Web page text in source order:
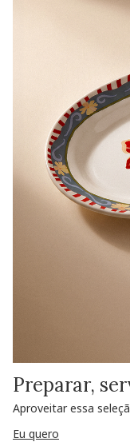
Preparar,
Aproveitar essa
Eu quero